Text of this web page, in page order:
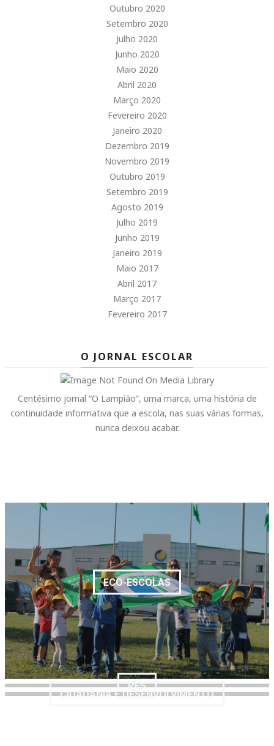
Outubro 2020
Setembro 2020
Julho 2020
Junho 2020
Maio 2020
Abril 2020
Março 2020
Fevereiro 2020
Janeiro 2020
Dezembro 2019
Novembro 2019
Outubro 2019
Setembro 2019
Agosto 2019
Julho 2019
Junho 2019
Janeiro 2019
Maio 2017
Abril 2017
Março 2017
Fevereiro 2017
O JORNAL ESCOLAR
Centésimo jornal “O Lampião”, uma marca, uma história de
continuidade informativa que a escola, nas suas várias formas,
nunca deixou acabar.
ECO-ESCOLAS
PES
CIDADANIA E DESENVOLVIMENTO